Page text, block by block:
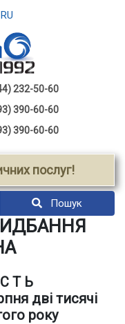
RU
232-50-60
390-60-60
390-60-60
послуг!
Пошук
Т Ь
дві тисячі
року